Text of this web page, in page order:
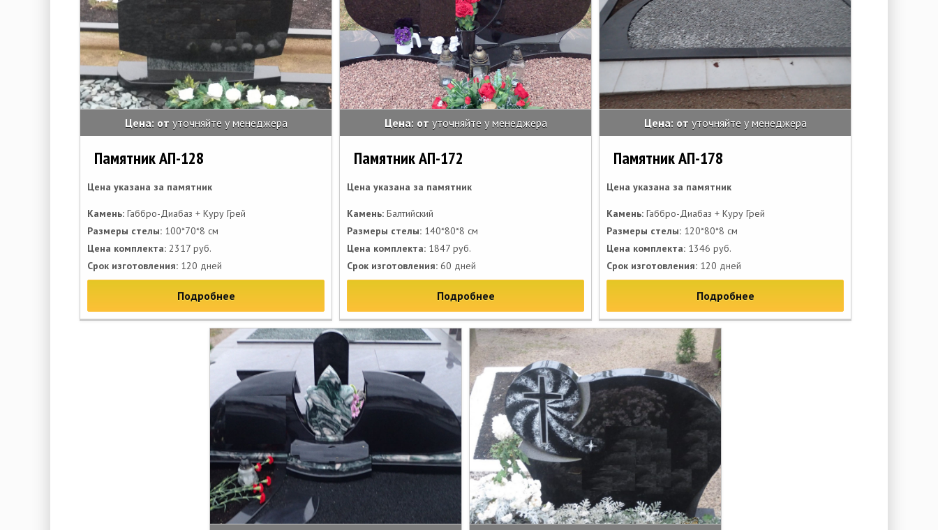
Цена: от уточняйте у менеджера
Памятник АП-128
Цена указана за памятник
Камень: Габбро-Диабаз + Куру Грей
Размеры стелы: 100*70*8 см
Цена комплекта: 2317 руб.
Срок изготовления: 120 дней
Подробнее
Цена: от уточняйте у менеджера
Памятник АП-172
Цена указана за памятник
Камень: Балтийский
Размеры стелы: 140*80*8 см
Цена комплекта: 1847 руб.
Срок изготовления: 60 дней
Подробнее
Цена: от уточняйте у менеджера
Памятник АП-178
Цена указана за памятник
Камень: Габбро-Диабаз + Куру Грей
Размеры стелы: 120*80*8 см
Цена комплекта: 1346 руб.
Срок изготовления: 120 дней
Подробнее